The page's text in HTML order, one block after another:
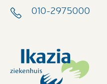
010-2975000